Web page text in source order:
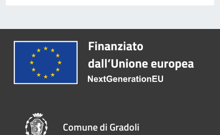
Comune di Gradoli